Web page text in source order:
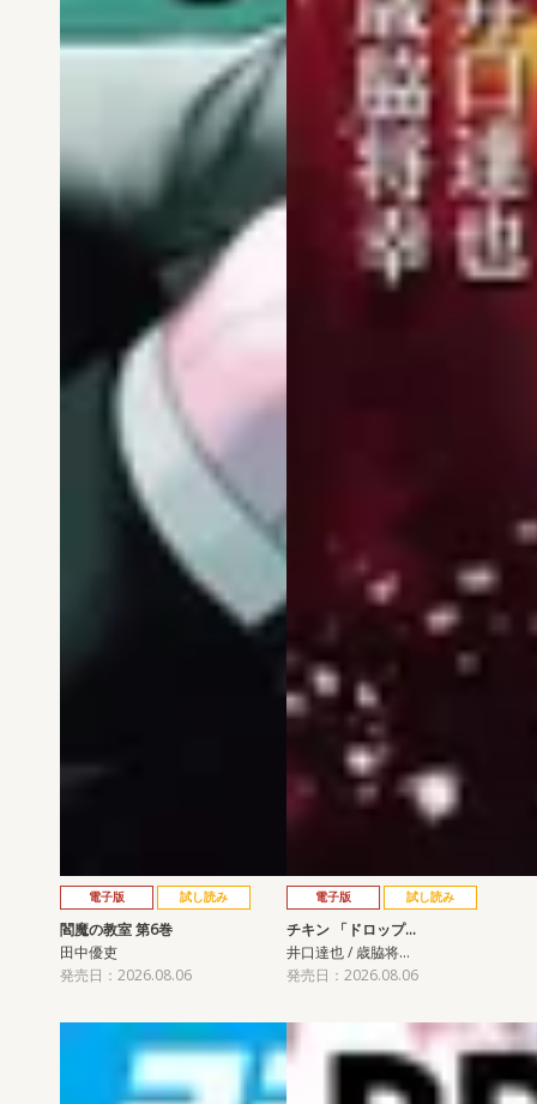
電子版 試し読み
閻魔の教室 第6巻
田中優吏
発売日：2026.08.06
電子版 試し読み
チキン 「ドロップ…
井口達也 / 歳脇将…
発売日：2026.08.06